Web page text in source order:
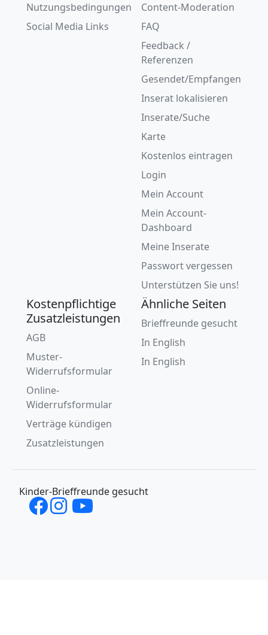
Nutzungsbedingungen
Social Media Links
Content-Moderation
FAQ
Feedback /
Referenzen
Gesendet/Empfangen
Inserat lokalisieren
Inserate/Suche
Karte
Kostenlos eintragen
Login
Mein Account
Mein Account-
Dashboard
Meine Inserate
Passwort vergessen
Unterstützen Sie uns!
Kostenpflichtige
Zusatzleistungen
AGB
Muster-
Widerrufsformular
Online-
Widerrufsformular
Verträge kündigen
Zusatzleistungen
Ähnliche Seiten
Brieffreunde gesucht
In English
In English
Kinder-Brieffreunde gesucht